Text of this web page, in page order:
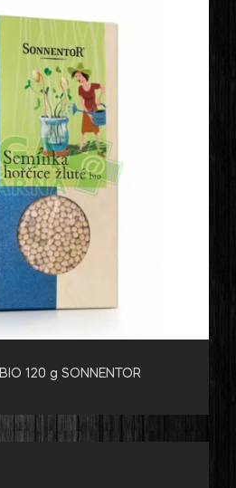
GORUŠICA BIO 120 g SONNENTOR